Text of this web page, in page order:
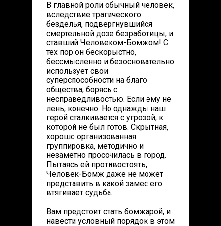
В главной роли обычный человек,
вследствие трагического
безделья, подвергнувшийся
смертельной дозе безработицы, и
ставший Человеком-Бомжом! С
тех пор он бескорыстно,
бессмысленно и безосновательно
использует свои
суперспособности на благо
общества, борясь с
несправедливостью. Если ему не
лень, конечно. Но однажды наш
герой сталкивается с угрозой, к
которой не был готов. Скрытная,
хорошо организованная
группировка, методично и
незаметно просочилась в город.
Пытаясь ей противостоять,
Человек-Бомж даже не может
представить в какой замес его
втягивает судьба.
Вам предстоит стать бомжарой, и
навести условный порядок в этом